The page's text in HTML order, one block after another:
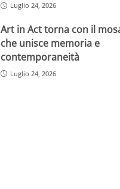
Luglio 24, 2026
Art in Act torna con il
che unisce memoria e
contemporaneità
Luglio 24, 2026